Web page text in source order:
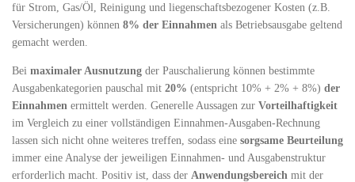
für Strom, Gas/Öl, Reinigung und liegenschaftsbezogener Kosten (z.B.
Versicherungen) können 8% der Einnahmen als Betriebsausgabe geltend
gemacht werden.
Bei maximaler Ausnutzung der Pauschalierung können bestimmte
Ausgabenkategorien pauschal mit 20% (entspricht 10% + 2% + 8%) der
Einnahmen ermittelt werden. Generelle Aussagen zur Vorteilhaftigkeit
im Vergleich zu einer vollständigen Einnahmen-Ausgaben-Rechnung
lassen sich nicht ohne weiteres treffen, sodass eine sorgsame Beurteilung
immer eine Analyse der jeweiligen Einnahmen- und Ausgabenstruktur
erforderlich macht. Positiv ist, dass der Anwendungsbereich mit der